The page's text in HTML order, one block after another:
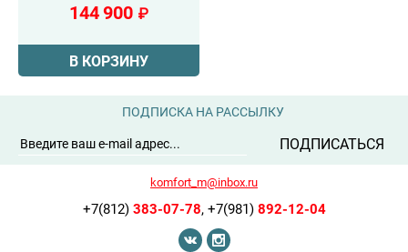
144 900 ₽
В КОРЗИНУ
ПОДПИСКА НА РАССЫЛКУ
ПОДПИСАТЬСЯ
komfort_m@inbox.ru
+7(812) 383-07-78, +7(981) 892-12-04